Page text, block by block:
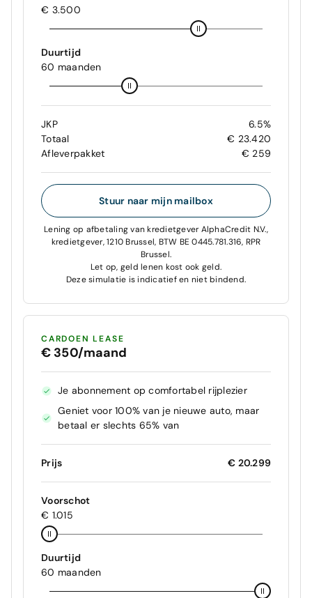
€ 3.500
Duurtijd
60 maanden
JKP
6.5%
Totaal
€ 23.420
Afleverpakket
€ 259
Stuur naar mijn mailbox
Lening op afbetaling van kredietgever AlphaCredit N.V.,
kredietgever, 1210 Brussel, BTW BE 0445.781.316, RPR
Brussel.
Let op, geld lenen kost ook geld.
Deze simulatie is indicatief en niet bindend.
CARDOEN LEASE
€ 350/maand
Je abonnement op comfortabel rijplezier
Geniet voor 100% van je nieuwe auto, maar
betaal er slechts 65% van
Prijs € 20.299
Voorschot
€ 1.015
Duurtijd
60 maanden